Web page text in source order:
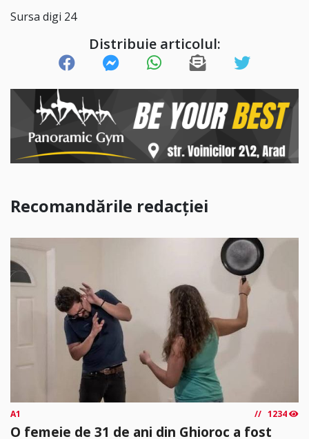
Sursa digi 24
Distribuie articolul:
Recomandările redacției
A1 1234
O femeie de 31 de ani din Ghioroc a fost